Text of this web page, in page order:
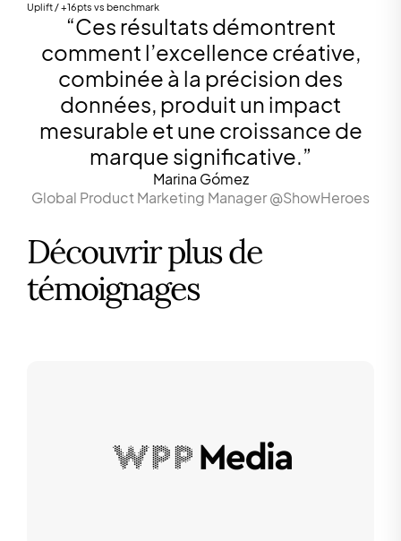
Uplift / +16pts vs benchmark
“Ces résultats démontrent
comment l’excellence créative,
combinée à la précision des
données, produit un impact
mesurable et une croissance de
marque significative.”
Marina Gómez
Global Product Marketing Manager @ShowHeroes
Découvrir plus de
témoignages